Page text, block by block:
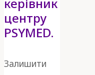
центру
PSYMED.
Залишити